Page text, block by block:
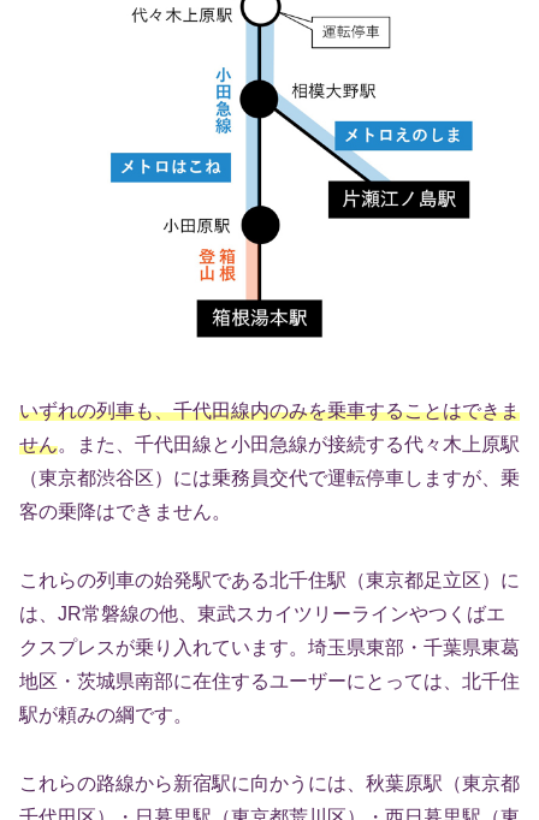
いずれの列車も、千代田線内のみを乗車することはできま
せん。また、千代田線と小田急線が接続する代々木上原駅
（東京都渋谷区）には乗務員交代で運転停車しますが、乗
客の乗降はできません。
これらの列車の始発駅である北千住駅（東京都足立区）に
は、JR常磐線の他、東武スカイツリーラインやつくばエ
クスプレスが乗り入れています。埼玉県東部・千葉県東葛
地区・茨城県南部に在住するユーザーにとっては、北千住
駅が頼みの綱です。
これらの路線から新宿駅に向かうには、秋葉原駅（東京都